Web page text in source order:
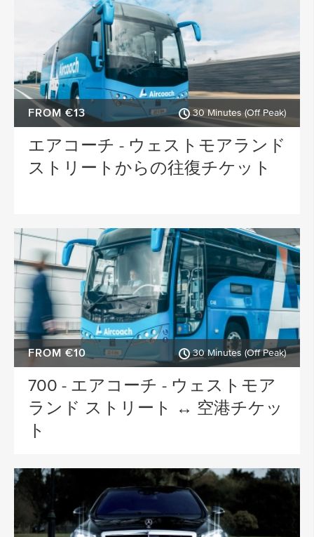
FROM €13 30 Minutes (Off Peak)
エアコーチ - ウェストモアランド
ストリートからの往復チケット
FROM €10 30 Minutes (Off Peak)
700 - エアコーチ - ウェストモア
ランド ストリート ↔ 空港チケッ
ト